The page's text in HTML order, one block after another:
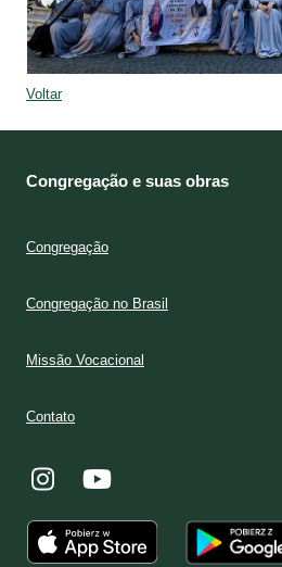
Voltar
Congregação e suas obras
Congregação
Congregação no Brasil
Missão Vocacional
Contato